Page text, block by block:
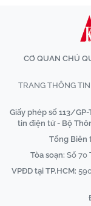
CƠ QUAN CHỦ
TRANG THÔNG
Giấy phép số 113/
tin điện tử - Bộ
Tổng Biên
Tòa soạn: Số 70
VPĐD tại TP.HCM: